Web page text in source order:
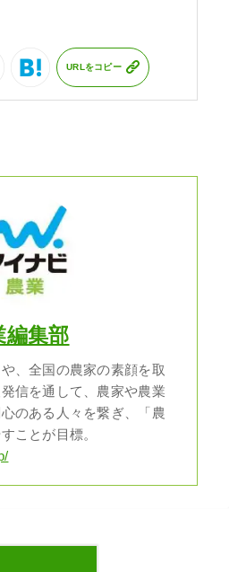
URLをコピー
編集部
、全国の農家の素顔を取
信を通して、農家や農業
のある人々を繋ぎ、「農
ことが目標。